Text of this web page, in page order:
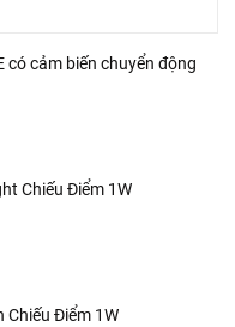
có cảm biến chuyển động
Chiếu Điểm 1W
Chiếu Điểm 1W